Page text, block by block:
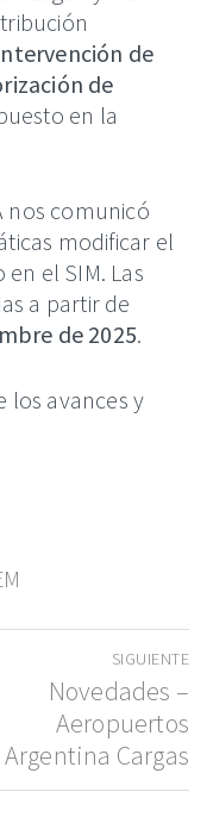
de
de
en la
nos comunicó
modificar el
el SIM. Las
a partir de
de 2025.
los avances y
SIGUIENTE
Entrada
siguiente:
Novedades –
Aeropuertos
Argentina Cargas